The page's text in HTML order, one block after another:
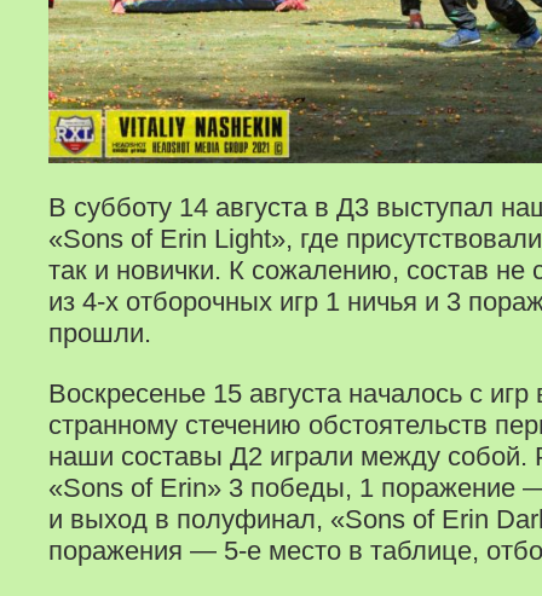
В субботу 14 августа в Д3 выступал
«Sons of Erin Light», где
так и новички. К сожалению, состав не
из 4-х отборочных игр 1 ничья и 3
прошли.
Воскресенье 15 августа началось с
странному стечению обстоятельств
наши составы Д2 играли между собой.
«Sons of Erin» 3 победы, 1 поражение
и выход в полуфинал, «Sons of Erin
поражения — 5-е место в таблице,